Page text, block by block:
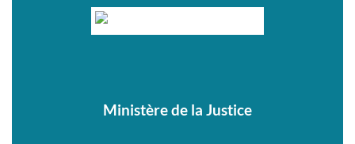
Ministère de la Justice